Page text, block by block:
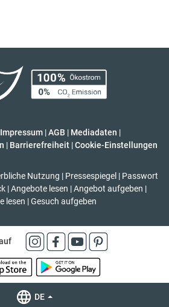
Impressum |AGB | Mediadaten |
| Barrierefreiheit | Cookie-Einstellungen
Nutzung | Pressespiegel | Passwort
| Angebote lesen | Angebot aufgeben |
lesen | Gesuch aufgeben
DE